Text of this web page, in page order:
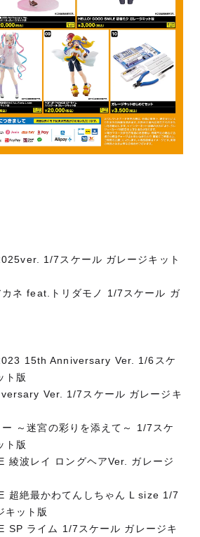
1/7スケール ガレージキット
カネ feat.トリダモノ 1/7スケール ガ
15th Anniversary Ver. 1/6スケ
ト版
Ver. 1/7スケール ガレージキ
～迷宮の彩りを添えて～ 1/7スケ
ト版
綾波レイ ロングヘアVer. ガレージ
超絶最かわてんしちゃん L size 1/7
キット版
SP ライム 1/7スケール ガレージキ